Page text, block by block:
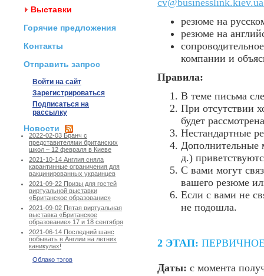
Выставки
Горячие предложения
Контакты
Отправить запрос
Войти на сайт
Зарегистрироваться
Подписаться на
рассылку
Новости
2022-02-03 Бранч с
представителями британских
школ – 12 февраля в Киеве
2021-10-14 Англия сняла
карантинные ограничения для
вакцинированных украинцев
2021-09-22 Призы для гостей
виртуальной выставки
«Британское образование»
2021-09-02 Пятая виртуальная
выставка «Британское
образование» 17 и 18 сентября
2021-06-14 Последний шанс
побывать в Англии на летних
каникулах!
Облако тэгов
резюме на
резюме на
компании и
Правила:
В теме письма
При отсутствии
будет
Нестандартные
Дополнительные
д.)
С вами могут
вашего резюме
Если с вами не
не подошла.
2 ЭТАП:
Даты: с момента